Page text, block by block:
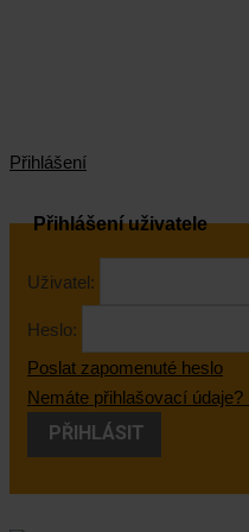
Přihlášení
Přihlášení uživatele
Uživatel:
Heslo:
Poslat zapomenuté heslo
Nemáte přihlašovací